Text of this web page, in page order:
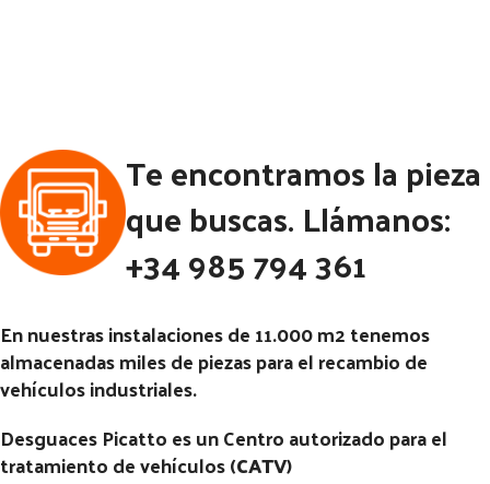
Te encontramos la pieza
que buscas. Llámanos:
+34 985 794 361
En nuestras instalaciones de 11.000 m2 tenemos
almacenadas miles de piezas para el recambio de
vehículos industriales.
Desguaces Picatto es un Centro autorizado para el
tratamiento de vehículos (CATV)